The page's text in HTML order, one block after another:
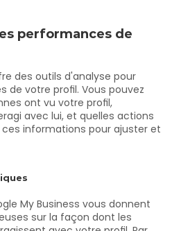
performances de
des outils d'analyse pour
de votre profil. Vous pouvez
ont vu votre profil,
avec lui, et quelles actions
ces informations pour ajuster et
My Business vous donnent
sur la façon dont les